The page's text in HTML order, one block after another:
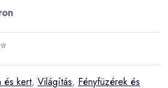
és kert, Világítás, Fényfüzérek és